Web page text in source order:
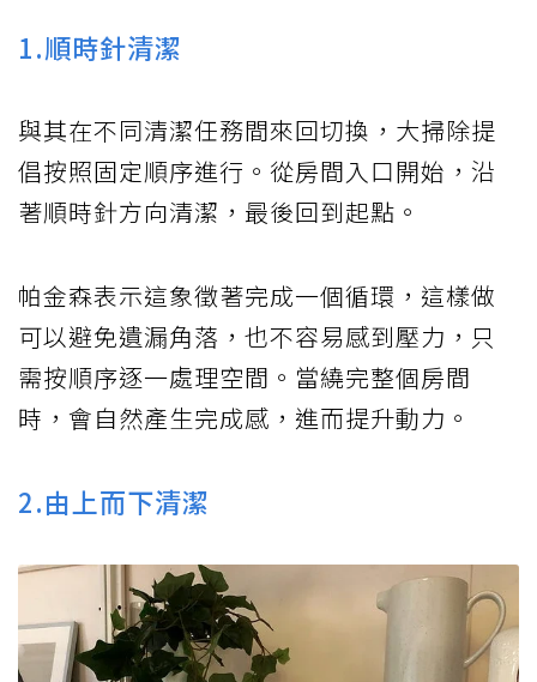
1.順時針清潔
與其在不同清潔任務間來回切換，大掃除提
倡按照固定順序進行。從房間入口開始，沿
著順時針方向清潔，最後回到起點。
帕金森表示這象徵著完成一個循環，這樣做
可以避免遺漏角落，也不容易感到壓力，只
需按順序逐一處理空間。當繞完整個房間
時，會自然產生完成感，進而提升動力。
2.由上而下清潔